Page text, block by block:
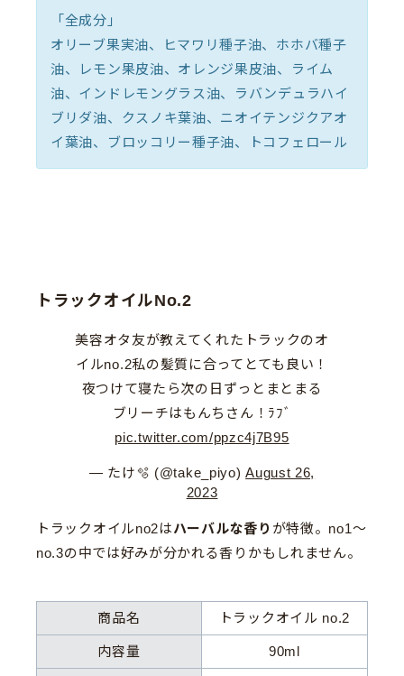
「全成分」
オリーブ果実油、ヒマワリ種子油、ホホバ種子
油、レモン果皮油、オレンジ果皮油、ライム
油、インドレモングラス油、ラバンデュラハイ
ブリダ油、クスノキ葉油、ニオイテンジクアオ
イ葉油、ブロッコリー種子油、トコフェロール
トラックオイルNo.2
美容オタ友が教えてくれたトラックのオ
イルno.2私の髪質に合ってとても良い！
夜つけて寝たら次の日ずっとまとまる
ブリーチはもんちさん！ﾗﾌﾞ
pic.twitter.com/ppzc4j7B95
— たけ🫧 (@take_piyo)August 26,
2023
トラックオイルno2はハーバルな香り が特徴。no1〜
no.3の中では好みが分かれる香りかもしれません。
商品名 トラックオイル no.2
内容量 90ml